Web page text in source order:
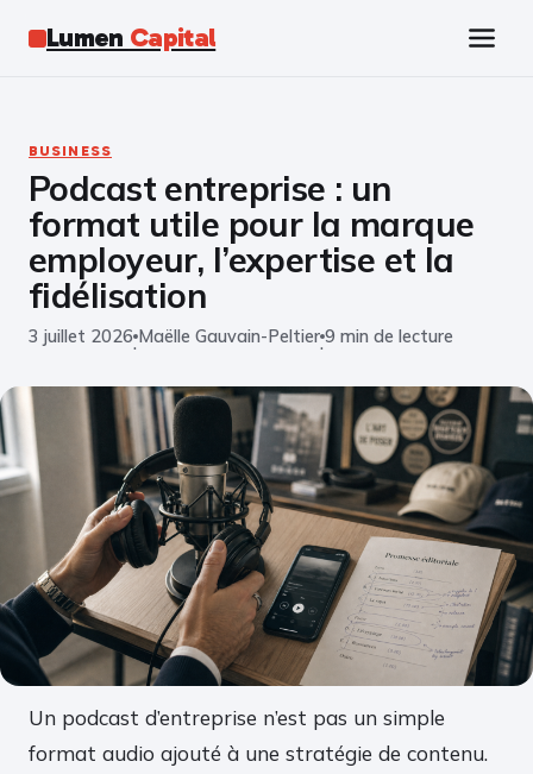
Lumen Capital
Business
Marketing
Emploi
BUSINESS
Podcast entreprise : un
format utile pour la marque
employeur, l’expertise et la
fidélisation
3 juillet 2026
·
Maëlle Gauvain-Peltier
·
9 min de lecture
Un podcast d’entreprise n’est pas un simple
format audio ajouté à une stratégie de contenu.